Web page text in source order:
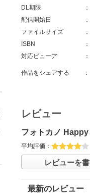
DL期限
：
配信開始日
：
ファイルサイズ
：
ISBN
：
対応ビューア
：
作品をシェアする ：
レビュー
フォトカノ
平均評価：
レビューを書
最新のレビュー